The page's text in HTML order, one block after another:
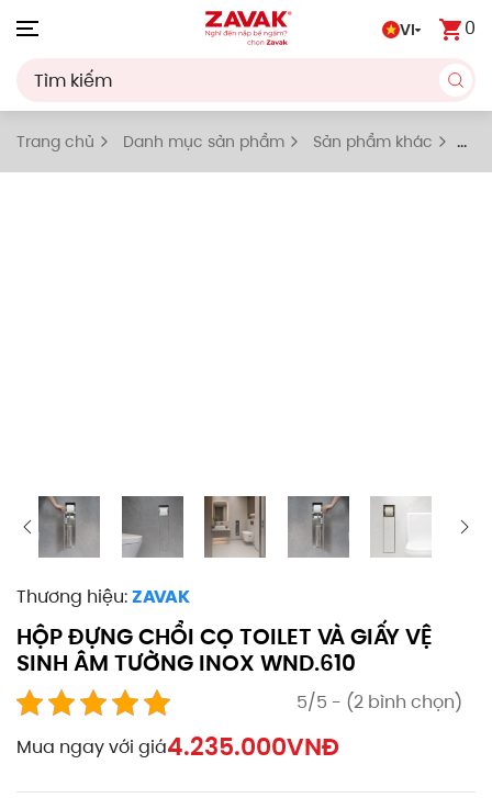
VI 0
Trang chủ Danh mục sản phẩm
Sản phẩm khác
Hộp đựng chổi cọ toilet và giấy vệ sinh âm tường inox
Thương hiệu:ZAVAK
HỘP ĐỰNG CHỔI CỌ TOILET VÀ GIẤY VỆ
SINH ÂM TƯỜNG INOX WND.610
5/5 - (2 bình chọn)
Mua ngay với giá4.235.000VNĐ